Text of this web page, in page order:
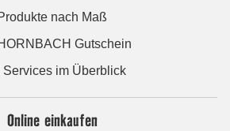
nach Maß
Gutschein
Services im Überblick
Online einkaufen